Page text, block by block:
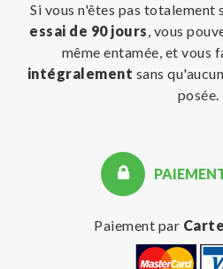
Si vous n'êtes pas
essai de 90 jours, vous
même entamée, et vous
intégralement sans
posée.
Paiement par